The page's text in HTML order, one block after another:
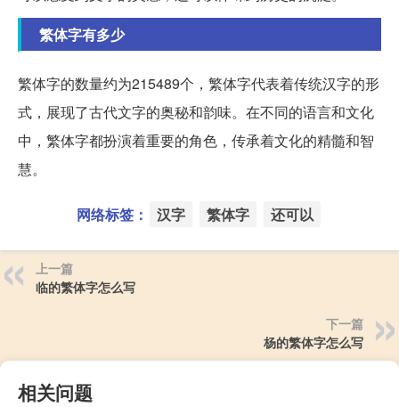
繁体字有多少
繁体字的数量约为215489个，繁体字代表着传统汉字的形
式，展现了古代文字的奥秘和韵味。在不同的语言和文化
中，繁体字都扮演着重要的角色，传承着文化的精髓和智
慧。
网络标签： 汉字 繁体字 还可以
上一篇
临的繁体字怎么写
下一篇
杨的繁体字怎么写
相关问题